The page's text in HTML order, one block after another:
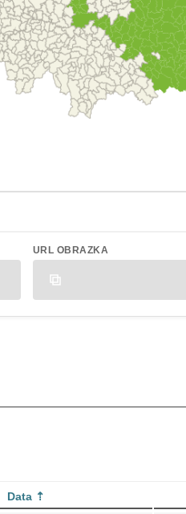
URL OBRAZKA
Data